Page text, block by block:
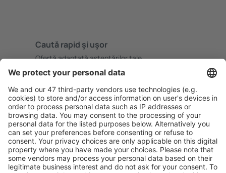
Caută rapid şi uşor
Ofertă adaptată aşteptărilor tale.
Planifică ȋn siguranţă
Rezervare fără griji cu opțiune gratuită de anulare.
Economiseşte mai mult
Prețuri atractive și oferte speciale pentru utilizatorii
conectați.